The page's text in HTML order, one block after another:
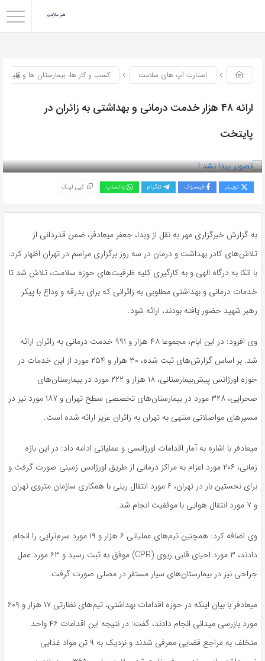
0 استارت آپ های سلامت کسب و کار ها، بیمارستان ها و
ارائه ۴۸ هزار خدمت درمانی و بهداشتی به زائران در
پایتخت
توییتر فیسبوک تلگرام واتساپ کپی لینک
به گزارش خبرگزاری مهر به نقل از وبدا، جعفر میعادفر، ضمن قدردانی از
تلاش‌های کادر بهداشت و درمان در سه روز برگزاری مراسم در تهران اظهار کرد:
با اتکا به درگاه الهی و به کارگیری کلیه ظرفیت‌های حوزه سلامت، تلاش شد تا
خدمات درمانی و بهداشتی مطلوبی به زائرانی که برای بدرقه و وداع با پیکر
رهبر شهید حضور یافته بودند، ارائه شود.
وی افزود: در این ایام، مجموعا ۴۸ هزار و ٩٩١ خدمت درمانی به زائران ارائه
شد. بر اساس گزارش‌های ثبت شده، ۳۰ هزار و ۲۵۴ مورد از این خدمات در
حوزه اورژانس پیش‌بیمارستانی، ۱۸ هزار و ۲۲۲ مورد در بیمارستان‌های
صحرایی، ۳۲۸ مورد در بیمارستان‌های تخصصی سطح تهران و ۱۸۷ مورد نیز در
مسیرهای مواصلاتی منتهی به تهران به زائران عزیز ارائه شده است.
میعادفر با اشاره به آمار اقدامات اورژانسی و عملیاتی ادامه داد: در این بازه
زمانی، ۲۰۶ مورد اعزام به مراکز درمانی از طریق اورژانس زمینی صورت گرفت و
برای نخستین بار در تهران، ۶ مورد انتقال ریلی با همکاری سازمان متروی تهران
و ۷ مورد انتقال هوایی با موفقیت انجام شد.
وی اضافه کرد: همچنین تیم‌های عملیاتی ۶ هزار و ۱۹ مورد سرم‌تراپی را انجام
دادند، ۳ مورد احیای قلبی ریوی (CPR) موفق به ثبت رسید و ۶۳ مورد عمل
جراحی نیز در بیمارستان‌های سیار مستقر در مصلی صورت گرفت.
میعادفر با بیان اینکه در حوزه اقدامات بهداشتی، تیم‌های نظارتی ۱۷ هزار و ۶۰۹
مورد بازرسی میدانی انجام دادند، گفت: در نتیجه این اقدامات ۴۶ واحد
متخلف به مراجع قضایی معرفی شدند و نزدیک به ۹ تن مواد غذایی